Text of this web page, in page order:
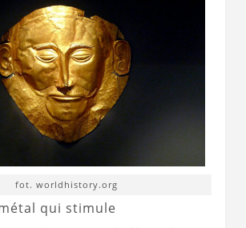
fot. worldhistory.org
qui stimule